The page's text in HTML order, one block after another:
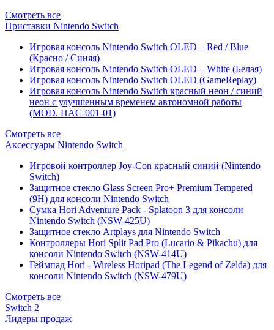
Смотреть все
Приставки Nintendo Switch
Игровая консоль Nintendo Switch OLED – Red / Blue
(Красно / Синяя)
Игровая консоль Nintendo Switch OLED – White (Белая)
Игровая консоль Nintendo Switch OLED (GameReplay)
Игровая консоль Nintendo Switch красный неон / синий
неон с улучшенным временем автономной работы
(MOD. HAC-001-01)
Смотреть все
Аксессуары Nintendo Switch
Игровой контроллер Joy-Con красный синий (Nintendo
Switch)
Защитное стекло Glass Screen Pro+ Premium Tempered
(9H) для консоли Nintendo Switch
Сумка Hori Adventure Pack - Splatoon 3 для консоли
Nintendo Switch (NSW-425U)
Защитное стекло Artplays для Nintendo Switch
Контроллеры Hori Split Pad Pro (Lucario & Pikachu) для
консоли Nintendo Switch (NSW-414U)
Геймпад Hori - Wireless Horipad (The Legend of Zelda) для
консоли Nintendo Switch (NSW-479U)
Смотреть все
Switch 2
Лидеры продаж